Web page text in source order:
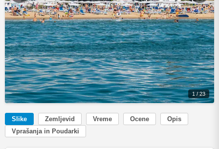
1 / 23
Slike Zemljevid Vreme Ocene
Opis
Vprašanja in Poudarki